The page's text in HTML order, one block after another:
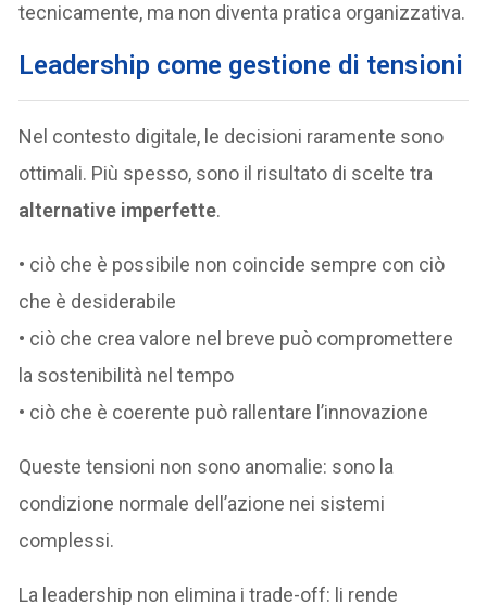
tecnicamente, ma non diventa pratica organizzativa.
Leadership come gestione di tensioni
Nel contesto digitale, le decisioni raramente sono
ottimali. Più spesso, sono il risultato di scelte tra
alternative imperfette.
• ciò che è possibile non coincide sempre con ciò
che è desiderabile
• ciò che crea valore nel breve può compromettere
la sostenibilità nel tempo
• ciò che è coerente può rallentare l’innovazione
Queste tensioni non sono anomalie: sono la
condizione normale dell’azione nei sistemi
complessi.
La leadership non elimina i trade-off: li rende